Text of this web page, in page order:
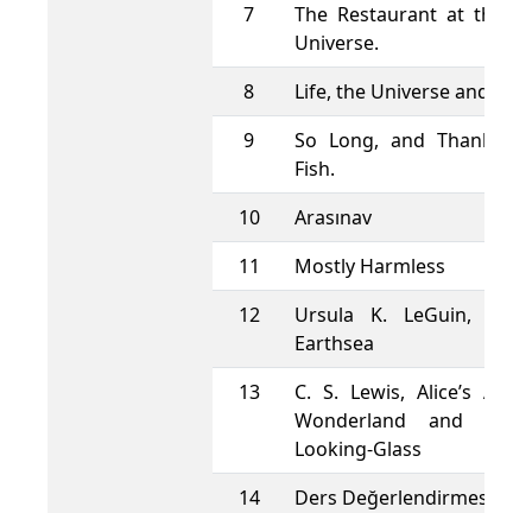
7
The Restaurant at the
Universe.
8
Life, the Universe and
9
So Long, and Thanks
Fish.
10
Arasınav
11
Mostly Harmless
12
Ursula K. LeGuin, A
Earthsea
13
C. S. Lewis, Alice’s
Wonderland and
Looking-Glass
14
Ders Değerlendirmesi